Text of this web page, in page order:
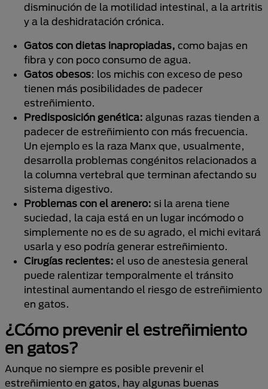
disminución de la motilidad intestinal, a la artritis
y a la deshidratación crónica.
Gatos con dietas inapropiadas, como bajas en
fibra y con poco consumo de agua.
Gatos obesos: los michis con exceso de peso
tienen más posibilidades de padecer
estreñimiento.
Predisposición genética: algunas razas tienden a
padecer de estreñimiento con más frecuencia.
Un ejemplo es la raza Manx que, usualmente,
desarrolla problemas congénitos relacionados a
la columna vertebral que terminan afectando su
sistema digestivo.
Problemas con el arenero: si la arena tiene
suciedad, la caja está en un lugar incómodo o
simplemente no es de su agrado, el michi evitará
usarla y eso podría generar estreñimiento.
Cirugías recientes: el uso de anestesia general
puede ralentizar temporalmente el tránsito
intestinal aumentando el riesgo de estreñimiento
en gatos.
¿Cómo prevenir el estreñimiento
en gatos?
Aunque no siempre es posible prevenir el
estreñimiento en gatos, hay algunas buenas